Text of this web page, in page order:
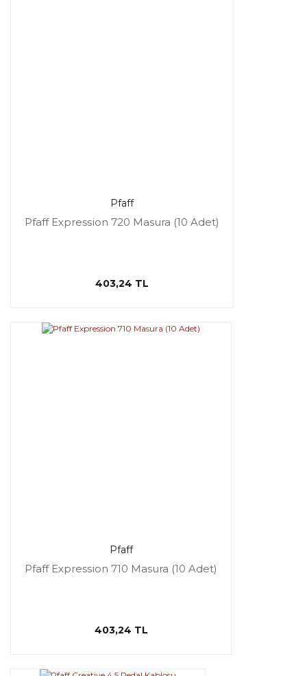
Pfaff
Pfaff Expression 720 Masura (10 Adet)
403,24 TL
Pfaff
Pfaff Expression 710 Masura (10 Adet)
403,24 TL